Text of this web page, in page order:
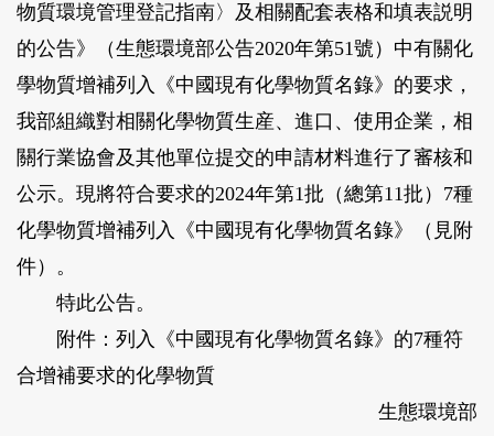
物質環境管理登記指南〉及相關配套表格和填表説明
的公告》（生態環境部公告2020年第51號）中有關化
學物質增補列入《中國現有化學物質名錄》的要求，
我部組織對相關化學物質生産、進口、使用企業，相
關行業協會及其他單位提交的申請材料進行了審核和
公示。現將符合要求的2024年第1批（總第11批）7種
化學物質增補列入《中國現有化學物質名錄》（見附
件）。
特此公告。
附件：列入《中國現有化學物質名錄》的7種符
合增補要求的化學物質
生態環境部